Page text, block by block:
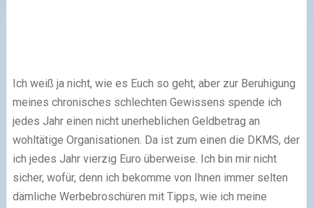
Ich weiß ja nicht, wie es Euch so geht, aber zur Beruhigung
meines chronisches schlechten Gewissens spende ich
jedes Jahr einen nicht unerheblichen Geldbetrag an
wohltätige Organisationen. Da ist zum einen die DKMS, der
ich jedes Jahr vierzig Euro überweise. Ich bin mir nicht
sicher, wofür, denn ich bekomme von Ihnen immer selten
dämliche Werbebroschüren mit Tipps, wie ich meine